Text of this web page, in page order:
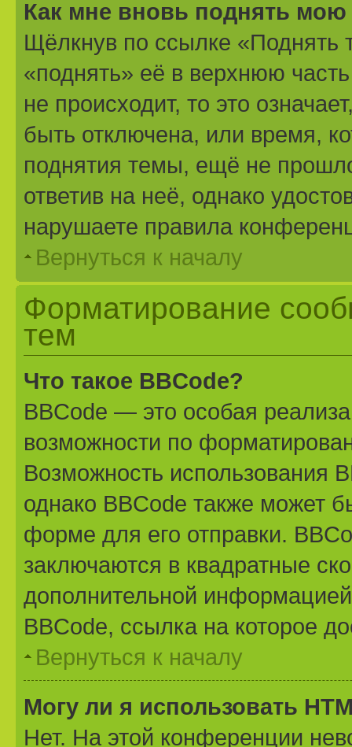
Как мне вновь поднять мою
Щёлкнув по ссылке «Поднять
«поднять» её в верхнюю
не происходит, то это
быть отключена, или время,
поднятия темы, ещё не
ответив на неё, однако
нарушаете правила
Вернуться к началу
Форматирование
тем
Что такое BBCode?
BBCode — это особая
возможности по
Возможность использования
однако BBCode также может
форме для его отправки.
заключаются в квадратные
дополнительной
BBCode, ссылка на которое
Вернуться к началу
Могу ли я использовать
Нет. На этой конференции